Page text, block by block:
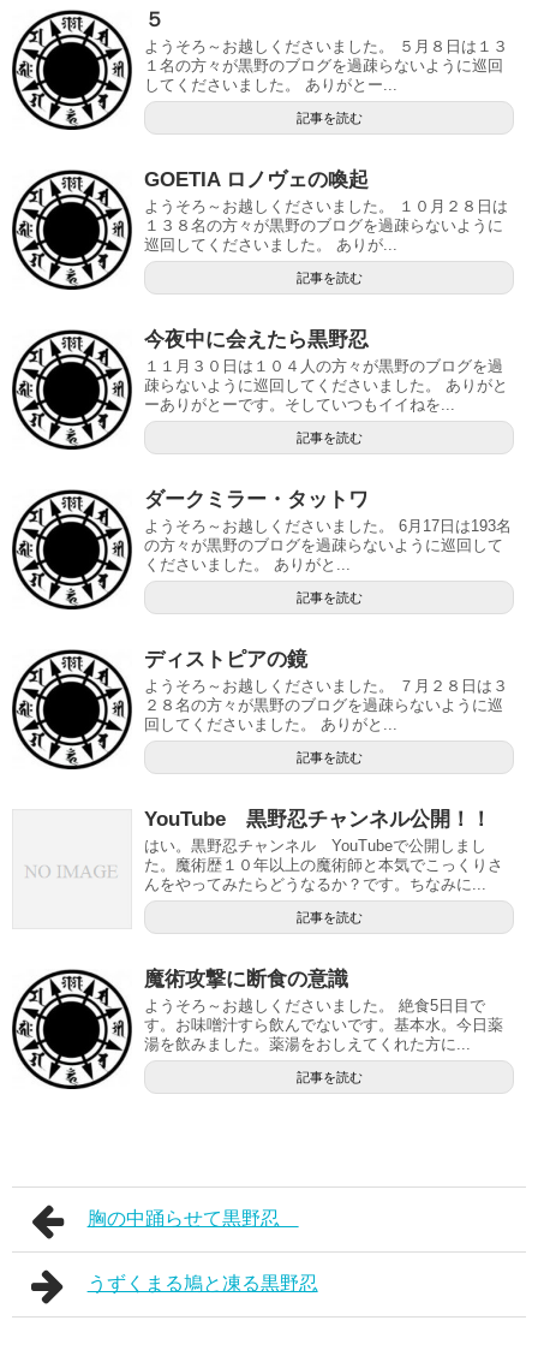
５
ようそろ～お越しくださいました。 ５月８日は１３
１名の方々が黒野のブログを過疎らないように巡回
してくださいました。 ありがとー...
記事を読む
GOETIA ロノヴェの喚起
ようそろ～お越しくださいました。 １０月２８日は
１３８名の方々が黒野のブログを過疎らないように
巡回してくださいました。 ありが...
記事を読む
今夜中に会えたら黒野忍
１１月３０日は１０４人の方々が黒野のブログを過
疎らないように巡回してくださいました。 ありがと
ーありがとーです。そしていつもイイねを...
記事を読む
ダークミラー・タットワ
ようそろ～お越しくださいました。 6月17日は193名
の方々が黒野のブログを過疎らないように巡回して
くださいました。 ありがと...
記事を読む
ディストピアの鏡
ようそろ～お越しくださいました。 ７月２８日は３
２８名の方々が黒野のブログを過疎らないように巡
回してくださいました。 ありがと...
記事を読む
YouTube 黒野忍チャンネル公開！！
はい。黒野忍チャンネル YouTubeで公開しまし
た。魔術歴１０年以上の魔術師と本気でこっくりさ
んをやってみたらどうなるか？です。ちなみに...
記事を読む
魔術攻撃に断食の意識
ようそろ～お越しくださいました。 絶食5日目で
す。お味噌汁すら飲んでないです。基本水。今日薬
湯を飲みました。薬湯をおしえてくれた方に...
記事を読む
胸の中踊らせて黒野忍
うずくまる鳩と凍る黒野忍